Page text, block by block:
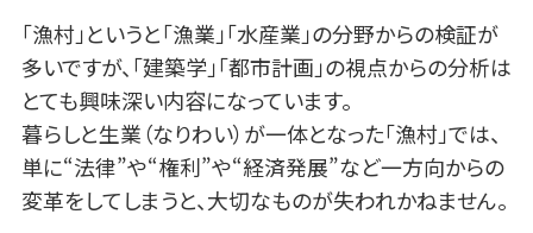
「漁村」というと「漁業」「水産業」の分野からの検証が
多いですが、「建築学」「都市計画」の視点からの分析は
とても興味深い内容になっています。
暮らしと生業（なりわい）が一体となった「漁村」では、
単に“法律”や“権利”や“経済発展”など一方向からの
変革をしてしまうと、大切なものが失われかねません。